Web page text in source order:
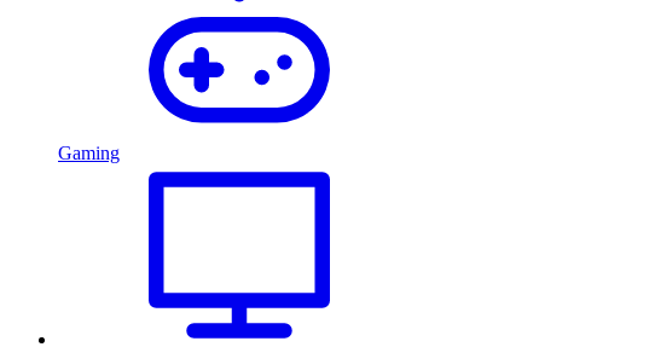
Gaming